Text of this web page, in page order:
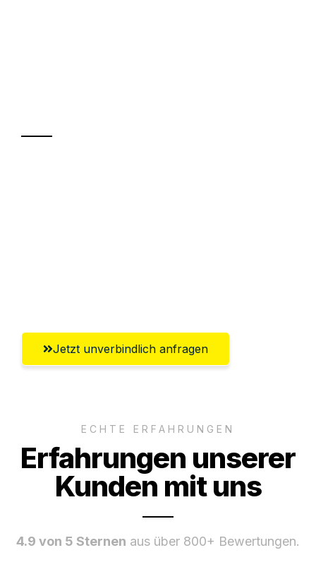
Jetzt unverbindlich anfragen
ECHTE ERFAHRUNGEN
Erfahrungen unserer
Kunden mit uns
4.9 von 5 Sternen aus über 800+ Bewertungen.